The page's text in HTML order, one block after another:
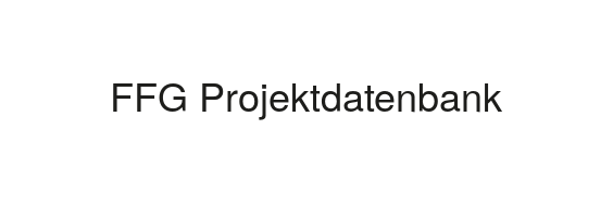
FFG Projektdatenbank